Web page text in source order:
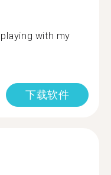
with my
下载软件